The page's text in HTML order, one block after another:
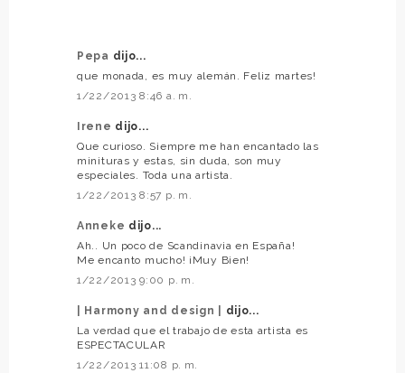
Pepa dijo...
que monada, es muy alemán. Feliz martes!
1/22/2013 8:46 a. m.
Irene dijo...
Que curioso. Siempre me han encantado las
minituras y estas, sin duda, son muy
especiales. Toda una artista.
1/22/2013 8:57 p. m.
Anneke dijo...
Ah.. Un poco de Scandinavia en España!
Me encanto mucho! ¡Muy Bien!
1/22/2013 9:00 p. m.
| Harmony and design |
dijo...
La verdad que el trabajo de esta artista es
ESPECTACULAR
1/22/2013 11:08 p. m.